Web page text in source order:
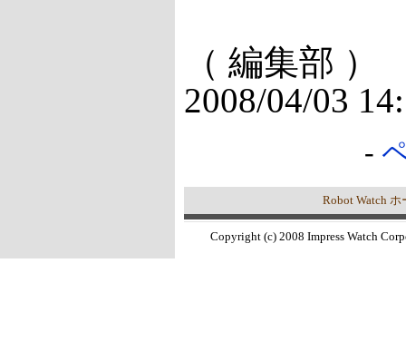
（ 編集部 ）
2008/04/03
-
Robot Watch
Copyright (c) 2008 Impress Watch